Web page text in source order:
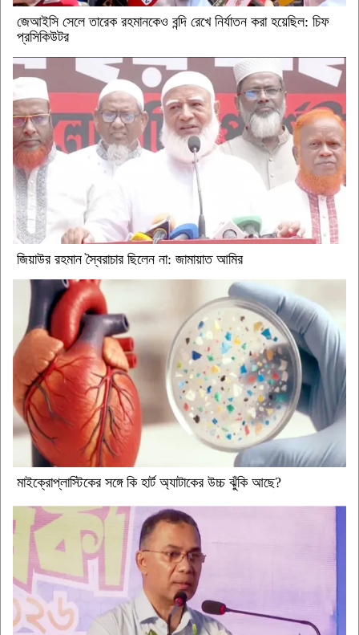
জেআইসি সেলে তারেক রহমানকেও বন্দি রেখে নির্যাতন করা হয়েছিল: চিফ
প্রসিকিউটর
জিয়াউর রহমান স্বৈরাচার ছিলেন না: জামায়াত আমির
মাইক্রোপ্লাস্টিকের সঙ্গে কি হার্ট অ্যাটাকের উচ্চ ঝুঁকি আছে?